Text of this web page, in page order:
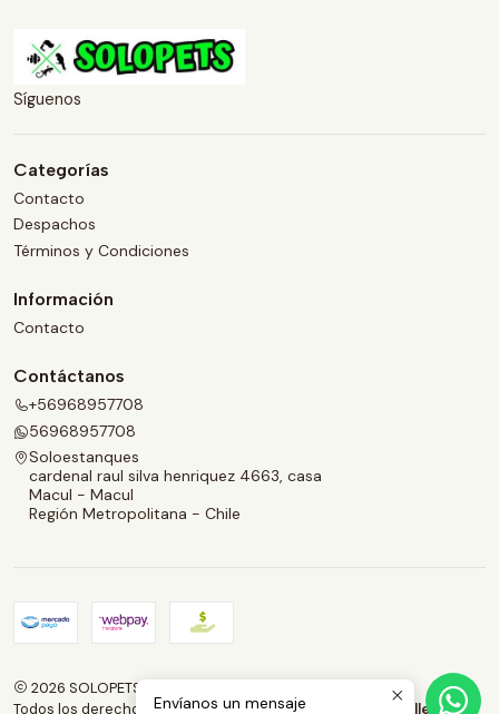
Síguenos
Categorías
Contacto
Despachos
Términos y Condiciones
Información
Contacto
Contáctanos
+56968957708
56968957708
Soloestanques
cardenal raul silva henriquez 4663, casa
Macul - Macul
Región Metropolitana - Chile
2026 SOLOPETS.CL.
Todos los derechos reservados.Desarrollado por Jumpseller
Envíanos un mensaje